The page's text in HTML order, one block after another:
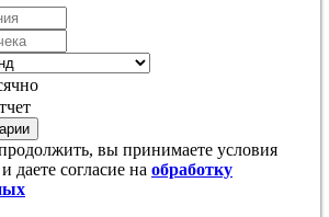
вы принимаете условия
и даете согласие на обработку